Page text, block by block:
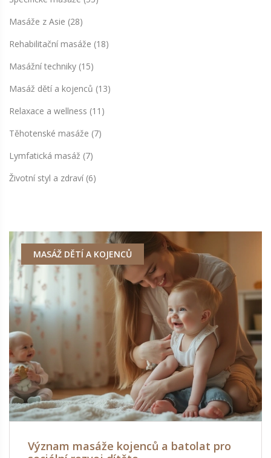
Masáže z Asie (28)
Rehabilitační masáže (18)
Masážní techniky (15)
Masáž dětí a kojenců (13)
Relaxace a wellness (11)
Těhotenské masáže (7)
Lymfatická masáž (7)
Životní styl a zdraví (6)
MASÁŽ DĚTÍ A KOJENCŮ
Význam masáže kojenců a batolat pro